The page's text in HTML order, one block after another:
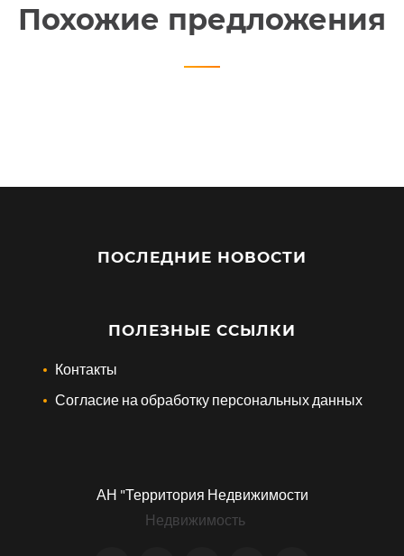
Похожие предложения
ПОСЛЕДНИЕ НОВОСТИ
ПОЛЕЗНЫЕ ССЫЛКИ
Контакты
Согласие на обработку персональных данных
АН "Территория Недвижимости
Недвижимость